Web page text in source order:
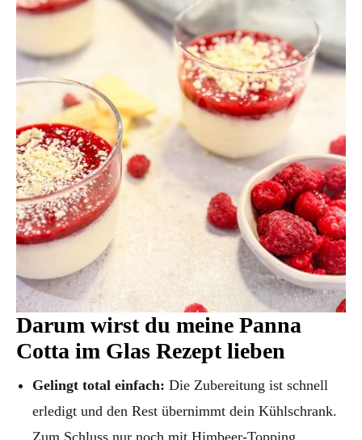
Darum wirst du meine Panna
Cotta im Glas Rezept lieben
Gelingt total einfach: Die Zubereitung ist schnell
erledigt und den Rest übernimmt dein Kühlschrank.
Zum Schluss nur noch mit Himbeer-Topping